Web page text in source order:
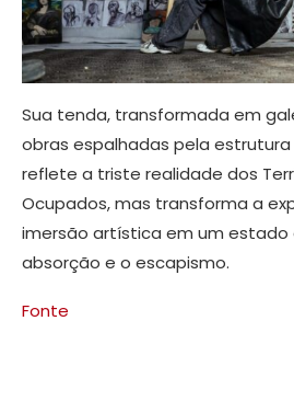
Sua tenda, transformada em
obras espalhadas pela
reflete a triste realidade dos
Ocupados, mas transforma a
imersão artística em um estado
absorção e o escapismo.
Fonte